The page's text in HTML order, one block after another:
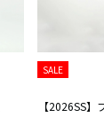
SALE
【2026SS